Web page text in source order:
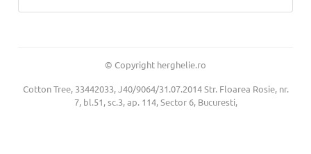
© Copyright herghelie.ro
Cotton Tree, 33442033, J40/9064/31.07.2014 Str. Floarea Rosie, nr.
7, bl.51, sc.3, ap. 114, Sector 6, Bucuresti,